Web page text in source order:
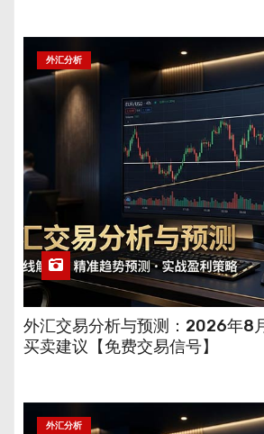
外汇分析
外汇交易分析与预测：2026年8
买卖建议【免费交易信号】
外汇分析